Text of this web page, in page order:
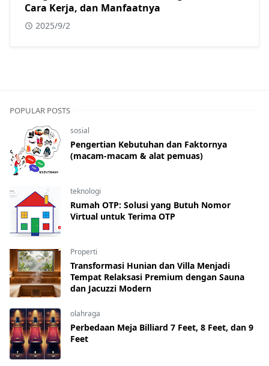
Cara Kerja, dan Manfaatnya
2025/9/2
POPULAR POSTS
sosial
Pengertian Kebutuhan dan Faktornya
(macam-macam & alat pemuas)
teknologi
Rumah OTP: Solusi yang Butuh Nomor
Virtual untuk Terima OTP
Properti
Transformasi Hunian dan Villa Menjadi
Tempat Relaksasi Premium dengan Sauna
dan Jacuzzi Modern
olahraga
Perbedaan Meja Billiard 7 Feet, 8 Feet, dan 9
Feet